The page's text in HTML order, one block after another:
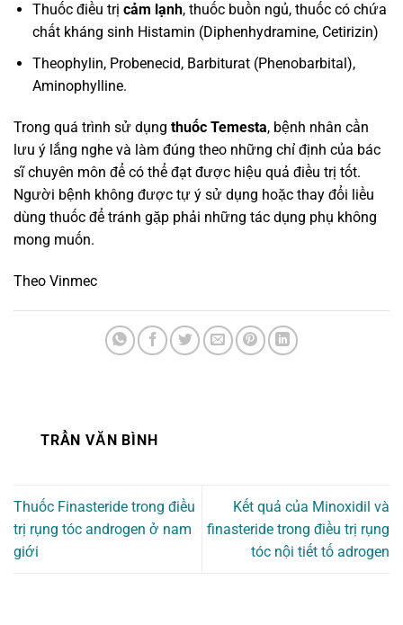
Thuốc điều trị cảm lạnh, thuốc buồn ngủ, thuốc có chứa
chất kháng sinh Histamin (Diphenhydramine, Cetirizin)
Theophylin, Probenecid, Barbiturat (Phenobarbital),
Aminophylline.
Trong quá trình sử dụng thuốc Temesta, bệnh nhân cần
lưu ý lắng nghe và làm đúng theo những chỉ định của bác
sĩ chuyên môn để có thể đạt được hiệu quả điều trị tốt.
Người bệnh không được tự ý sử dụng hoặc thay đổi liều
dùng thuốc để tránh gặp phải những tác dụng phụ không
mong muốn.
Theo Vinmec
TRẦN VĂN BÌNH
Thuốc Finasteride trong điều
trị rụng tóc androgen ở nam
giới
Kết quả của Minoxidil và
finasteride trong điều trị rụng
tóc nội tiết tố adrogen